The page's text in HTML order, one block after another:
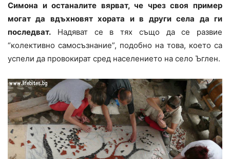
Симона и останалите вярват, че чрез своя пример
могат да вдъхновят хората и в други села да ги
последват. Надяват се в тях също да се развие
“колективно самосъзнание”, подобно на това, което са
успели да провокират сред населението на село Ъглен.